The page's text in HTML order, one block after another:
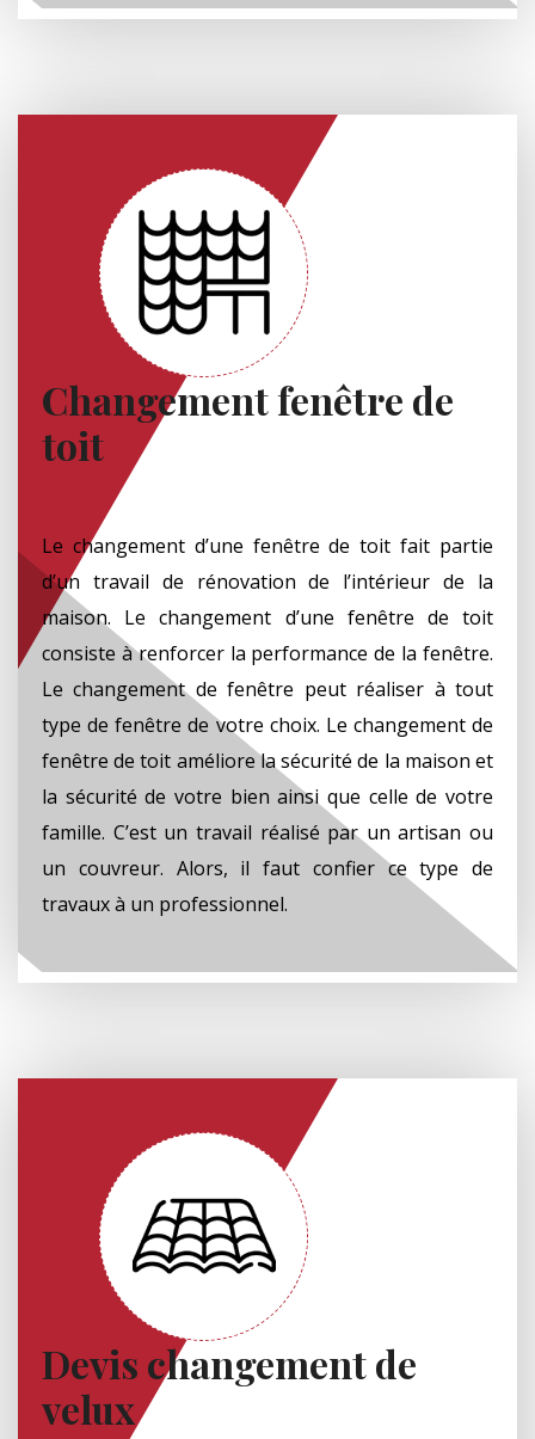
Changement fenêtre de
toit
Le changement d’une fenêtre de toit fait partie
d’un travail de rénovation de l’intérieur de la
maison. Le changement d’une fenêtre de toit
consiste à renforcer la performance de la fenêtre.
Le changement de fenêtre peut réaliser à tout
type de fenêtre de votre choix. Le changement de
fenêtre de toit améliore la sécurité de la maison et
la sécurité de votre bien ainsi que celle de votre
famille. C’est un travail réalisé par un artisan ou
un couvreur. Alors, il faut confier ce type de
travaux à un professionnel.
Devis changement de
velux